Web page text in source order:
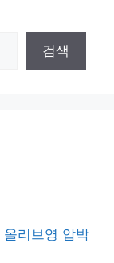
검색
리브영 압박